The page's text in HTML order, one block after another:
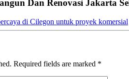
Dan Renovasi Jakarta
di Cilegon untuk proyek komersial
Required fields are marked *